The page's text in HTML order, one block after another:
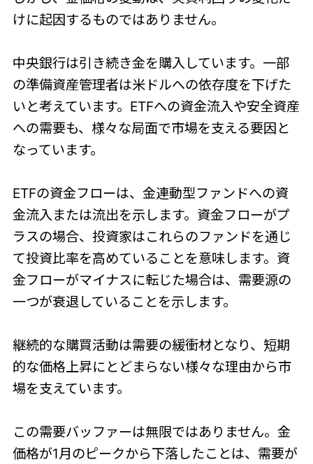
けに起因するものではありません。
中央銀行は引き続き金を購入しています。一部
の準備資産管理者は米ドルへの依存度を下げた
いと考えています。ETFへの資金流入や安全資産
への需要も、様々な局面で市場を支える要因と
なっています。
ETFの資金フローは、金連動型ファンドへの資
金流入または流出を示します。資金フローがプ
ラスの場合、投資家はこれらのファンドを通じ
て投資比率を高めていることを意味します。資
金フローがマイナスに転じた場合は、需要源の
一つが衰退していることを示します。
継続的な購買活動は需要の緩衝材となり、短期
的な価格上昇にとどまらない様々な理由から市
場を支えています。
この需要バッファーは無限ではありません。金
価格が1月のピークから下落したことは、需要が